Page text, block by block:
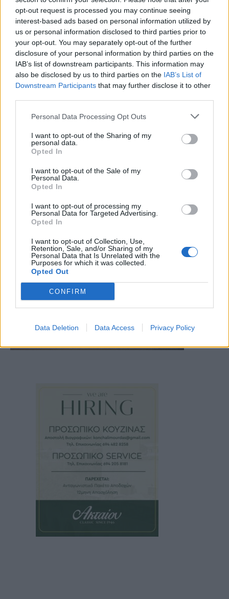
opt-out request is processed you may continue seeing
interest-based ads based on personal information utilized by
us or personal information disclosed to third parties prior to
your opt-out. You may separately opt-out of the further
disclosure of your personal information by third parties on the
IAB’s list of downstream participants. This information may
also be disclosed by us to third parties on the IAB’s List of
Downstream Participants that may further disclose it to other
Personal Data Processing Opt Outs
I want to opt-out of the Sharing of my
personal data.
Opted In
I want to opt-out of the Sale of my
Personal Data.
Opted In
I want to opt-out of processing my
Personal Data for Targeted Advertising.
Opted In
I want to opt-out of Collection, Use,
Retention, Sale, and/or Sharing of my
Personal Data that Is Unrelated with the
Purposes for which it was collected.
Opted Out
CONFIRM
Data Deletion Data Access Privacy Policy